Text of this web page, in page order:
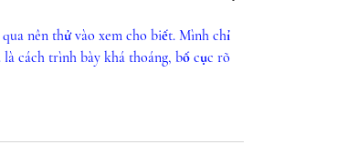
nên thử vào xem cho biết. Mình chỉ
cách trình bày khá thoáng, bố cục rõ